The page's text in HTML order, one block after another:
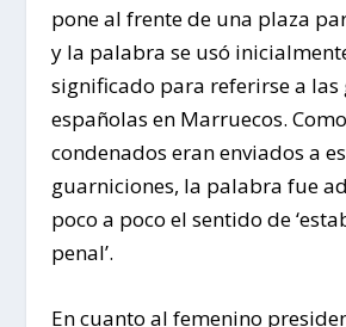
pone al frente de una plaza
y la palabra se usó
significado para referirse a las
españolas en Marruecos.
condenados eran enviados a
guarniciones, la palabra fue
poco a poco el sentido de
penal’.
En cuanto al femenino